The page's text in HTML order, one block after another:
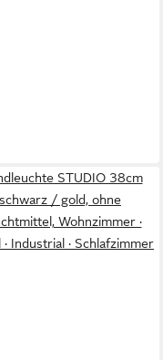
STUDIO 38cm
schwarz / gold, ohne
Wohnzimmer ·
· Industrial · Schlafzimmer